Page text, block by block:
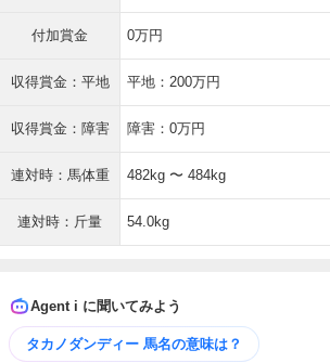
付加賞金 0万円
収得賞金：平地 平地：200万円
収得賞金：障害 障害：0万円
連対時：馬体重 482kg 〜 484kg
連対時：斤量 54.0kg
Agent i に聞いてみよう
タカノダンディー 馬名の意味は？